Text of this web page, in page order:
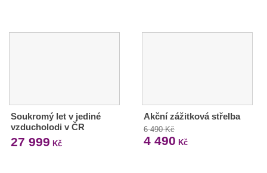
Soukromý let v jediné
vzducholodi v ČR
27 999 Kč
Akční zážitková střelba
6 490 Kč
4 490 Kč